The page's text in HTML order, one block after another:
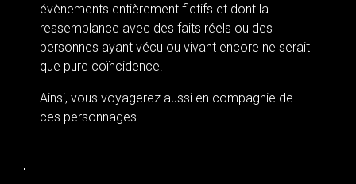
évènements entièrement fictifs et dont la
ressemblance avec des faits réels ou des
personnes ayant vécu ou vivant encore ne serait
que pure coïncidence.
Ainsi, vous voyagerez aussi en compagnie de
ces personnages.